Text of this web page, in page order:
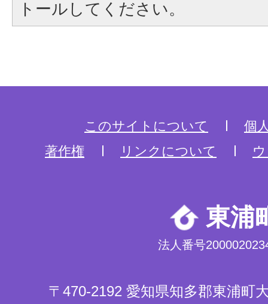
トールしてください。
このサイトについて
個
著作権
リンクについて
東浦
法人番号
〒470-2192 愛知県知多郡東浦町